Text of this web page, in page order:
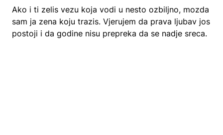
Ako i ti zelis vezu koja vodi u nesto ozbiljno, mozda
sam ja zena koju trazis. Vjerujem da prava ljubav jos
postoji i da godine nisu prepreka da se nadje sreca.